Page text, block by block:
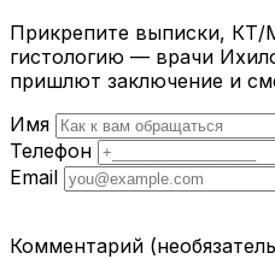
Прикрепите выписки,
гистологию — врачи
пришлют заключение и
Имя
Телефон
Email
Комментарий